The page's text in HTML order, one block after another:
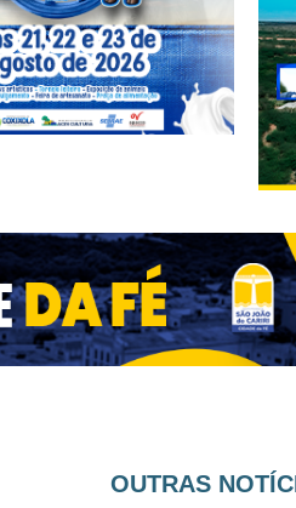
OUTRAS